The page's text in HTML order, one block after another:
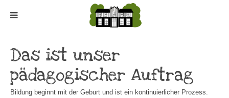
Das ist unser
pädagogischer Auftrag
Bildung beginnt mit der Geburt und ist ein kontinuierlicher Prozess.